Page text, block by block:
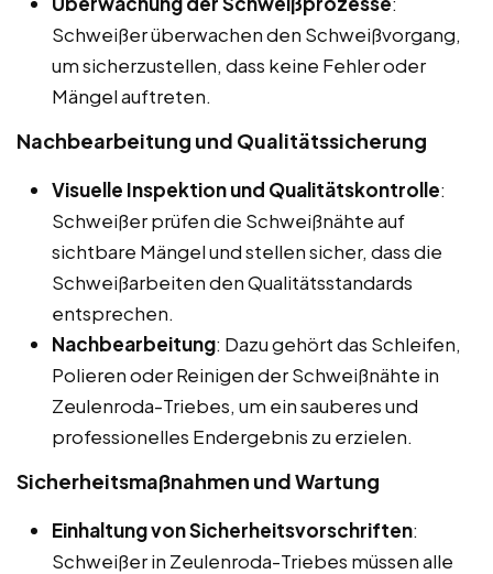
Schweißer überwachen den Schweißvorgang,
um sicherzustellen, dass keine Fehler oder
Mängel auftreten.
Nachbearbeitung und Qualitätssicherung
Visuelle Inspektion und Qualitätskontrolle:
Schweißer prüfen die Schweißnähte auf
sichtbare Mängel und stellen sicher, dass die
Schweißarbeiten den Qualitätsstandards
entsprechen.
Nachbearbeitung: Dazu gehört das Schleifen,
Polieren oder Reinigen der Schweißnähte in
Zeulenroda-Triebes, um ein sauberes und
professionelles Endergebnis zu erzielen.
Sicherheitsmaßnahmen und Wartung
Einhaltung von Sicherheitsvorschriften:
Schweißer in Zeulenroda-Triebes müssen alle